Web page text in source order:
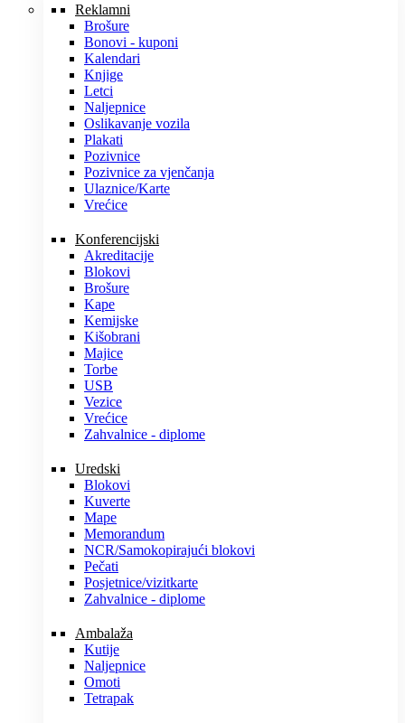
Reklamni
Brošure
Bonovi - kuponi
Kalendari
Knjige
Letci
Naljepnice
Oslikavanje vozila
Plakati
Pozivnice
Pozivnice za vjenčanja
Ulaznice/Karte
Vrećice
Konferencijski
Akreditacije
Blokovi
Brošure
Kape
Kemijske
Kišobrani
Majice
Torbe
USB
Vezice
Vrećice
Zahvalnice - diplome
Uredski
Blokovi
Kuverte
Mape
Memorandum
NCR/Samokopirajući blokovi
Pečati
Posjetnice/vizitkarte
Zahvalnice - diplome
Ambalaža
Kutije
Naljepnice
Omoti
Tetrapak